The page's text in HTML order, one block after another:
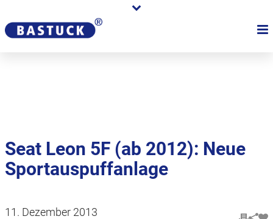
Händler
Seat Leon 5F (ab 2012): Neue
Sportauspuffanlage
11. Dezember 2013